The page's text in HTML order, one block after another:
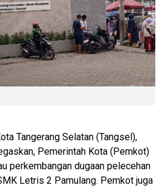
Tangerang Selatan (Tangsel),
Pemerintah Kota (Pemkot)
perkembangan dugaan pelecehan
Letris 2 Pamulang. Pemkot juga